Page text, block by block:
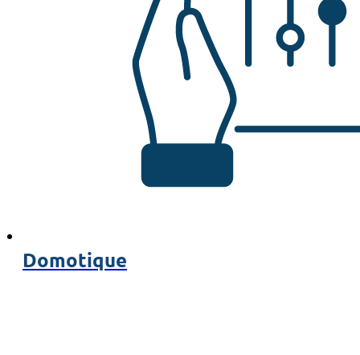
Domotique